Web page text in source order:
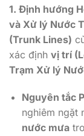
1. Định hướng
và Xử lý Nước
(Trunk Lines)
xác định vị trí
Trạm Xử lý
Nguyên tắc
nghiêm ngặt
nước mưa